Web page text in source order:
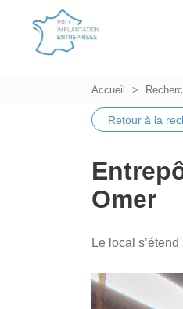
Accueil
Retour à la
Omer
Le local